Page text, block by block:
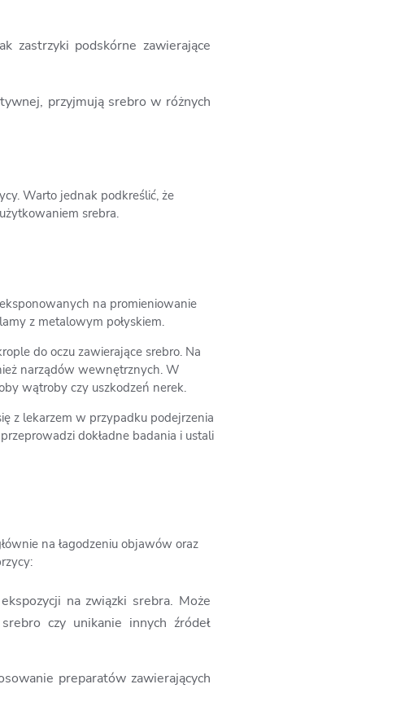
zastrzyki podskórne zawierające
przyjmują srebro w różnych
Warto jednak podkreślić, że
srebra.
na promieniowanie
z metalowym połyskiem.
do oczu zawierające srebro. Na
narządów wewnętrznych. W
wątroby czy uszkodzeń nerek.
z lekarzem w przypadku podejrzenia
dokładne badania i ustali
na łagodzeniu objawów oraz
na związki srebra. Może
czy unikanie innych źródeł
preparatów zawierających